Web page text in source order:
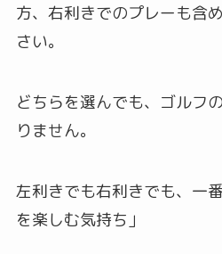
方、右利きでのプレーも含
さい。
どちらを選んでも、ゴルフ
りません。
左利きでも右利きでも、一
を楽しむ気持ち」